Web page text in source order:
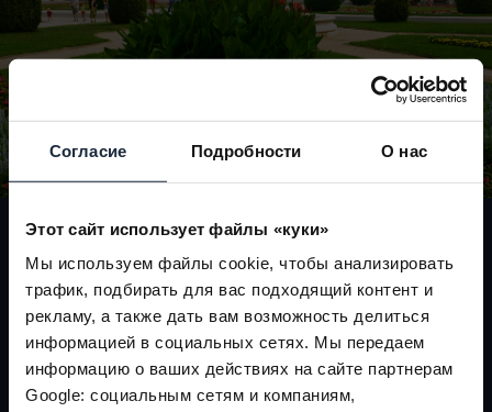
Согласие Подробности О нас
Этот сайт использует файлы «куки»
Мы используем файлы cookie, чтобы анализировать
трафик, подбирать для вас подходящий контент и
рекламу, а также дать вам возможность делиться
информацией в социальных сетях. Мы передаем
информацию о ваших действиях на сайте партнерам
Google: социальным сетям и компаниям,
Дворец Фештетичей
Дворец, строительство которого началось в
середине XVIII века, претерпев серию масштабных
реконструкций и расширений, к 1880-м годам
обрел свой окончательный облик. Во дворце,